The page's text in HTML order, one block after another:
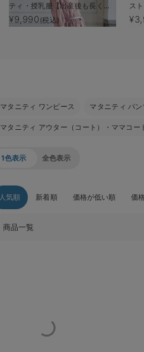
ティ・授乳服【出産後も長く使
える】
¥9,990 (税込)
ス
テ
る】
マタニティ ワンピース マタニティ パン
マタニティ アウター（コート）・ママコー
1色表示 全色表示
人気順 新着順 価格が低い順 価
商品一覧